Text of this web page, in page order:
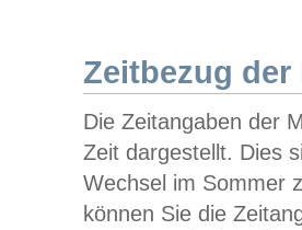
Zeitbezug der
Die Zeitangaben der
Zeit dargestellt. Dies
Wechsel im Sommer
können Sie die